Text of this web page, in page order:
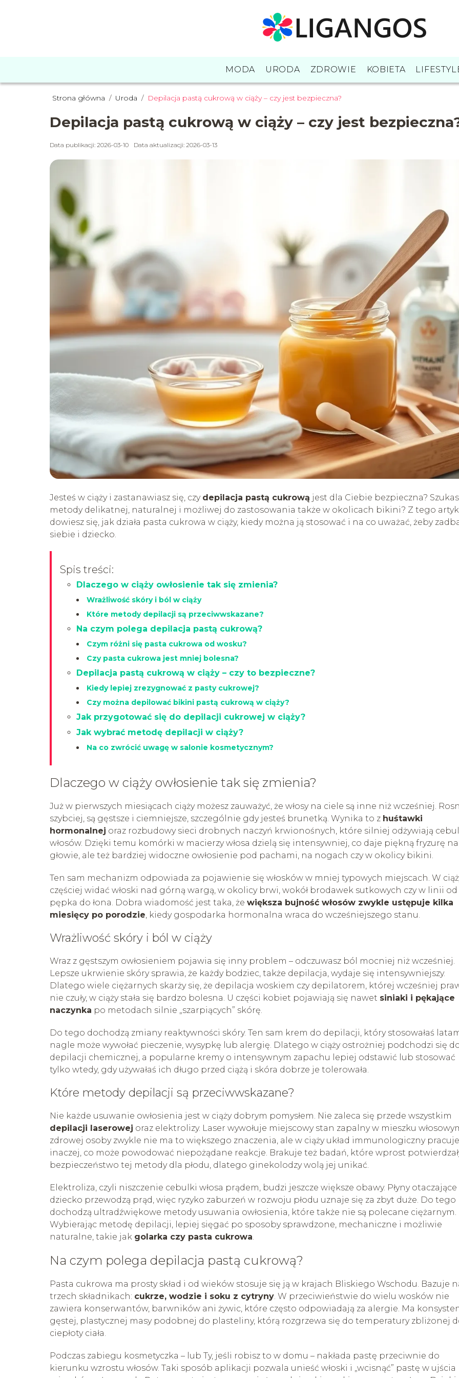
MODA URODA ZDROWIE KOBIETA
Strona główna / Uroda / Depilacja pastą cukrową w ciąży – czy jest bezpieczna?
Depilacja pastą cukrową w ciąży – czy jest
Data publikacji: 2026-03-10 Data aktualizacji: 2026-03-13
Jesteś w ciąży i zastanawiasz się, czy depilacja pastą cukrową jest dla Ciebie bezpieczna?
metody delikatnej, naturalnej i możliwej do zastosowania także w okolicach bikini? Z tego
dowiesz się, jak działa pasta cukrowa w ciąży, kiedy można ją stosować i na co uważać, żeby
siebie i dziecko.
Spis treści:
Dlaczego w ciąży owłosienie tak się zmienia?
Wrażliwość skóry i ból w ciąży
Które metody depilacji są przeciwwskazane?
Na czym polega depilacja pastą cukrową?
Czym różni się pasta cukrowa od wosku?
Czy pasta cukrowa jest mniej bolesna?
Depilacja pastą cukrową w ciąży – czy to bezpieczne?
Kiedy lepiej zrezygnować z pasty cukrowej?
Czy można depilować bikini pastą cukrową w ciąży?
Jak przygotować się do depilacji cukrowej w ciąży?
Jak wybrać metodę depilacji w ciąży?
Na co zwrócić uwagę w salonie kosmetycznym?
Dlaczego w ciąży owłosienie tak się zmienia?
Już w pierwszych miesiącach ciąży możesz zauważyć, że włosy na ciele są inne niż wcześniej.
szybciej, są gęstsze i ciemniejsze, szczególnie gdy jesteś brunetką. Wynika to z huśtawki
hormonalnej oraz rozbudowy sieci drobnych naczyń krwionośnych, które silniej odżywiają
włosów. Dzięki temu komórki w macierzy włosa dzielą się intensywniej, co daje piękną fryzurę na
głowie, ale też bardziej widoczne owłosienie pod pachami, na nogach czy w okolicy bikini.
Ten sam mechanizm odpowiada za pojawienie się włosków w mniej typowych miejscach. W
częściej widać włoski nad górną wargą, w okolicy brwi, wokół brodawek sutkowych czy w linii od
pępka do łona. Dobra wiadomość jest taka, że większa bujność włosów zwykle ustępuje kilka
miesięcy po porodzie, kiedy gospodarka hormonalna wraca do wcześniejszego stanu.
Wrażliwość skóry i ból w ciąży
Wraz z gęstszym owłosieniem pojawia się inny problem – odczuwasz ból mocniej niż wcześniej.
Lepsze ukrwienie skóry sprawia, że każdy bodziec, także depilacja, wydaje się intensywniejszy.
Dlatego wiele ciężarnych skarży się, że depilacja woskiem czy depilatorem, której wcześniej
nie czuły, w ciąży stała się bardzo bolesna. U części kobiet pojawiają się nawet siniaki i pękające
naczynka po metodach silnie „szarpiących” skórę.
Do tego dochodzą zmiany reaktywności skóry. Ten sam krem do depilacji, który stosowałaś
nagle może wywołać pieczenie, wysypkę lub alergię. Dlatego w ciąży ostrożniej podchodzi się
depilacji chemicznej, a popularne kremy o intensywnym zapachu lepiej odstawić lub stosować
tylko wtedy, gdy używałaś ich długo przed ciążą i skóra dobrze je tolerowała.
Które metody depilacji są przeciwwskazane?
Nie każde usuwanie owłosienia jest w ciąży dobrym pomysłem. Nie zaleca się przede wszystkim
depilacji laserowej oraz elektrolizy. Laser wywołuje miejscowy stan zapalny w mieszku
zdrowej osoby zwykle nie ma to większego znaczenia, ale w ciąży układ immunologiczny pracuje
inaczej, co może powodować niepożądane reakcje. Brakuje też badań, które wprost
bezpieczeństwo tej metody dla płodu, dlatego ginekolodzy wolą jej unikać.
Elektroliza, czyli niszczenie cebulki włosa prądem, budzi jeszcze większe obawy. Płyny otaczające
dziecko przewodzą prąd, więc ryzyko zaburzeń w rozwoju płodu uznaje się za zbyt duże. Do tego
dochodzą ultradźwiękowe metody usuwania owłosienia, które także nie są polecane ciężarnym.
Wybierając metodę depilacji, lepiej sięgać po sposoby sprawdzone, mechaniczne i możliwie
naturalne, takie jak golarka czy pasta cukrowa.
Na czym polega depilacja pastą cukrową?
Pasta cukrowa ma prosty skład i od wieków stosuje się ją w krajach Bliskiego Wschodu. Bazuje
trzech składnikach: cukrze, wodzie i soku z cytryny. W przeciwieństwie do wielu wosków nie
zawiera konserwantów, barwników ani żywic, które często odpowiadają za alergie. Ma
gęstej, plastycznej masy podobnej do plasteliny, którą rozgrzewa się do temperatury zbliżonej
ciepłoty ciała.
Podczas zabiegu kosmetyczka – lub Ty, jeśli robisz to w domu – nakłada pastę przeciwnie do
kierunku wzrostu włosów. Taki sposób aplikacji pozwala unieść włoski i „wcisnąć” pastę w ujścia